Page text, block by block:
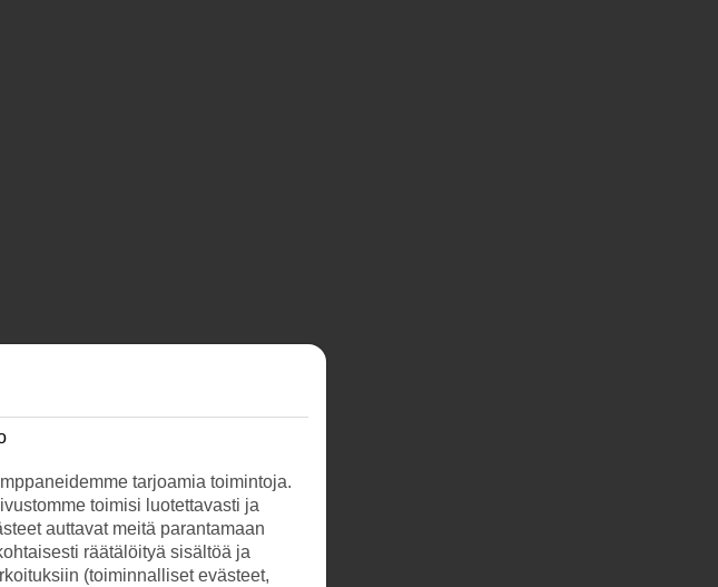
tarjoamia toimintoja.
toimisi luotettavasti ja
auttavat meitä parantamaan
räätälöityä sisältöä ja
(toiminnalliset evästeet,